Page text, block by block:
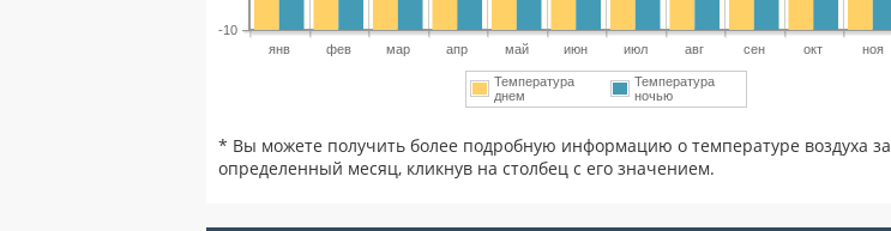
янв фев мар апр май июн июл авг сен окт ноя
-10
Температура
днем
Температура
ночью
* Вы можете получить более подробную информацию о температуре воздуха за
определенный месяц, кликнув на столбец с его значением.